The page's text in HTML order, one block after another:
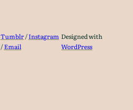
Tumblr/Instagram
/Email
Designed with
WordPress